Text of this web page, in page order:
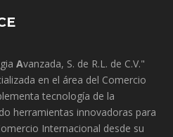
Avanzada, S. de R.L. de C.V."
en el área del Comercio
tecnología de la
herramientas innovadoras para
Internacional desde su